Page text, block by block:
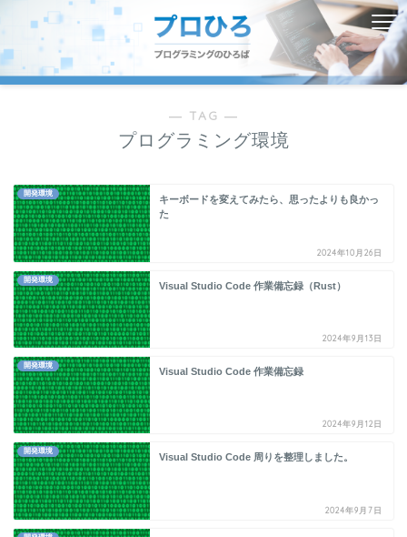
― TAG ―
プログラミング環境
開発環境
キーボードを変えてみたら、思ったよりも良かっ
た
2024年10月26日
開発環境
Visual Studio Code 作業備忘録（Rust）
2024年9月13日
開発環境
Visual Studio Code 作業備忘録
2024年9月12日
開発環境
Visual Studio Code 周りを整理しました。
2024年9月7日